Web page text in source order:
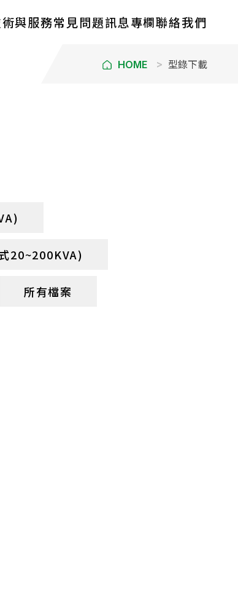
與服務常見問題訊息專欄聯絡我們
HOME 型錄下載
20~200KVA)
所有檔案